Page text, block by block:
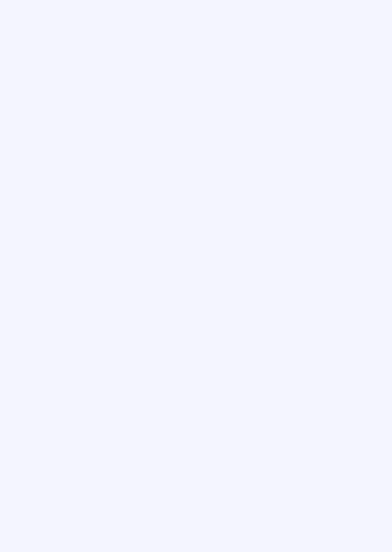
ジャーによるFY27積極採用ポジションの紹介＆対策方法
部門：M&A）🔴採用熱高/グローバル/強固なコネクション
決）／ノルマなし／未経験OK・サポートあり
コンサルタント◆海外事業戦略◆DX・AI◆事業づくり◆海外赴任